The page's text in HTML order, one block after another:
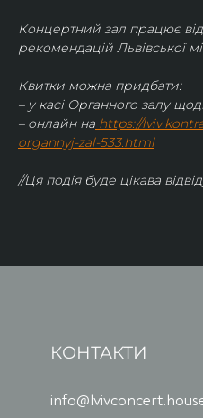
Концертний зал працює
рекомендацій Львівської
Квитки можна придбати:
– у касі Органного залу
– онлайн на https://
organnyj-zal-533.html
//Ця подія буде цікава
КОНТАКТИ